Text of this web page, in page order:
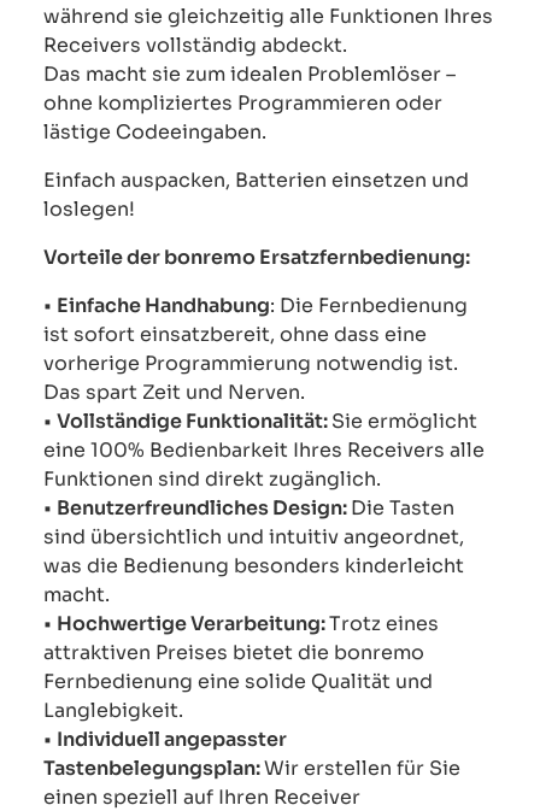
während sie gleichzeitig alle Funktionen Ihres
Receivers vollständig abdeckt.
Das macht sie zum idealen Problemlöser –
ohne kompliziertes Programmieren oder
lästige Codeeingaben.
Einfach auspacken, Batterien einsetzen und
loslegen!
Vorteile der bonremo Ersatzfernbedienung:
• Einfache Handhabung: Die Fernbedienung
ist sofort einsatzbereit, ohne dass eine
vorherige Programmierung notwendig ist.
Das spart Zeit und Nerven.
• Vollständige Funktionalität:Sie ermöglicht
eine 100% Bedienbarkeit Ihres Receivers alle
Funktionen sind direkt zugänglich.
• Benutzerfreundliches Design:Die Tasten
sind übersichtlich und intuitiv angeordnet,
was die Bedienung besonders kinderleicht
macht.
• Hochwertige Verarbeitung:Trotz eines
attraktiven Preises bietet die bonremo
Fernbedienung eine solide Qualität und
Langlebigkeit.
• Individuell angepasster
Tastenbelegungsplan:Wir erstellen für Sie
einen speziell auf Ihren Receiver